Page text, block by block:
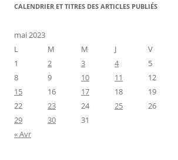
CALENDRIER ET TITRES DES ARTICLES PUBLIÉS
mai 2023
L
M M J V
1
2 3 4 5
8
9 10 11 12
15
16 17 18 19
22
23 24 25 26
29
30
31
« Avr